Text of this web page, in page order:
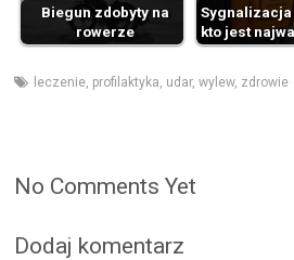
Biegun zdobyty na
rowerze
Sygnalizacja
kto jest
leczenie, profilaktyka, udar,wylew, zdrowie
No Comments Yet
Dodaj komentarz